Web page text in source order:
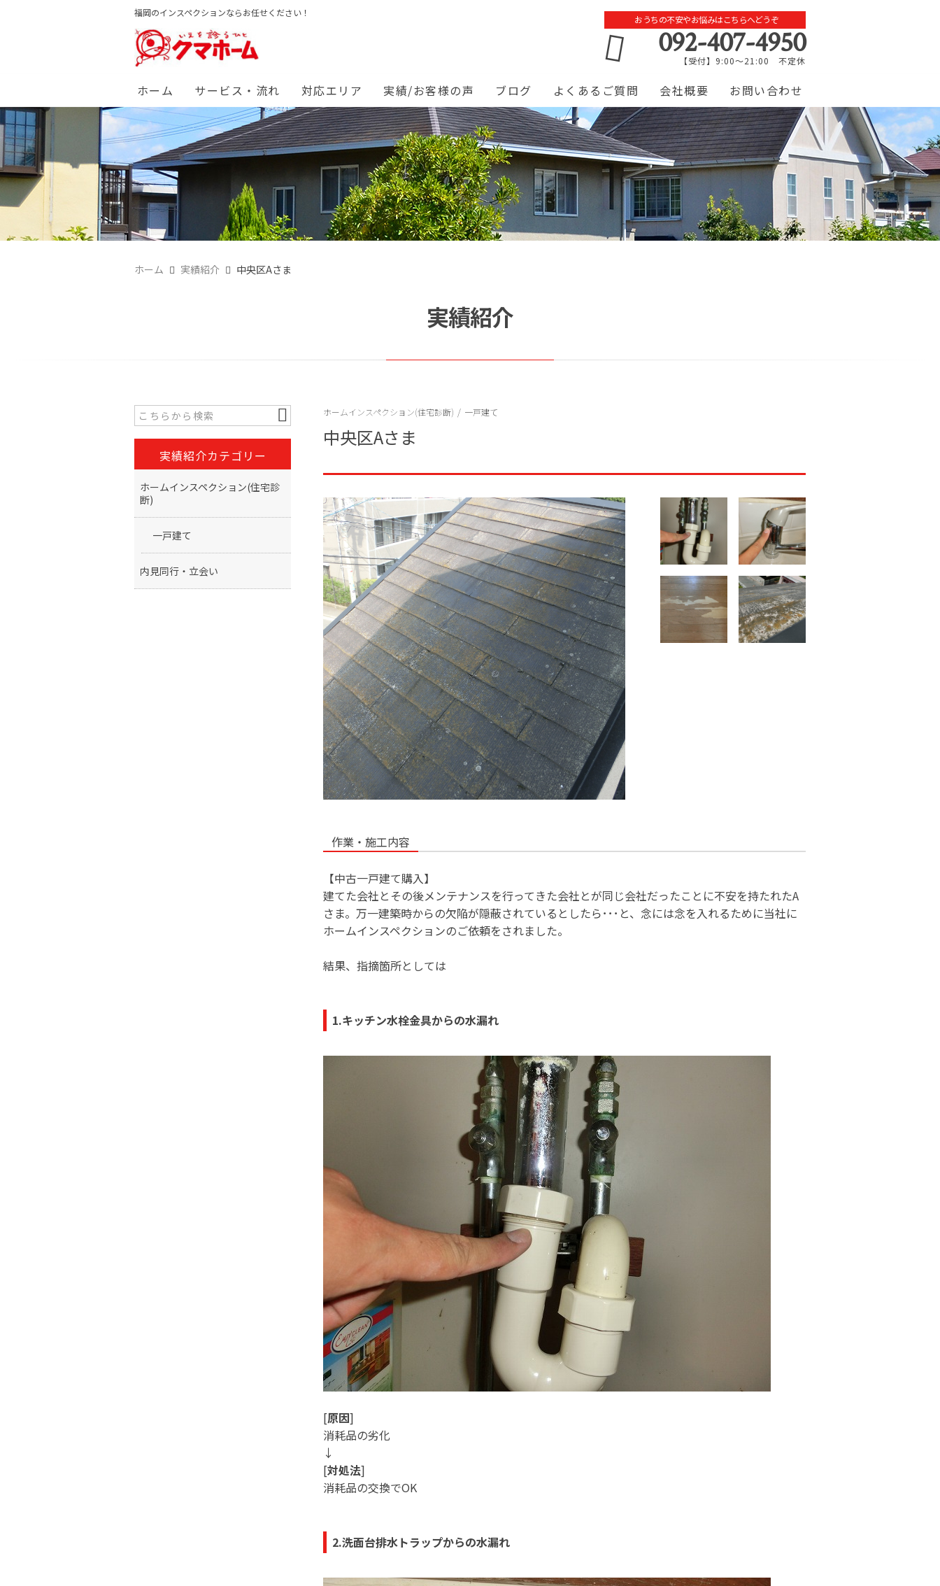
福岡のインスペクションならお任せください！
おうちの不安やお悩みはこちらへどうぞ
092-407-4950
【受付】9:00～21:00 不定休
ホーム サービス・流れ 対応エリア 実績/お客様の声 ブログ よくあるご質問 会社概要 お問い合わせ
ホーム 実績紹介 中央区Aさま
実績紹介
ホームインスペクション(住宅診断) / 一戸建て
中央区Aさま
作業・施工内容
【中古一戸建て購入】
建てた会社とその後メンテナンスを行ってきた会社とが同じ会社だったことに不安を持たれたA
さま。万一建築時からの欠陥が隠蔽されているとしたら･･･と、念には念を入れるために当社に
ホームインスペクションのご依頼をされました。
結果、指摘箇所としては
1.キッチン水栓金具からの水漏れ
[原因]
消耗品の劣化
↓
[対処法]
消耗品の交換でOK
2.洗面台排水トラップからの水漏れ
実績紹介カテゴリー
ホームインスペクション(住宅診
断)
一戸建て
内見同行・立会い